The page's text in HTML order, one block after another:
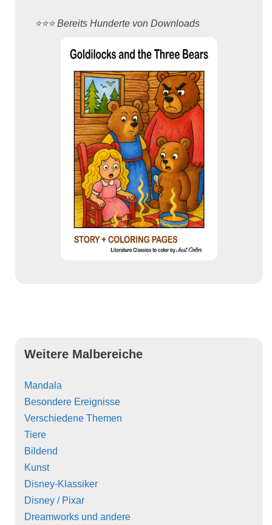
⭐️⭐️⭐️ Bereits Hunderte von Downloads
Weitere Malbereiche
Mandala
Besondere Ereignisse
Verschiedene Themen
Tiere
Bildend
Kunst
Disney-Klassiker
Disney / Pixar
Dreamworks und andere